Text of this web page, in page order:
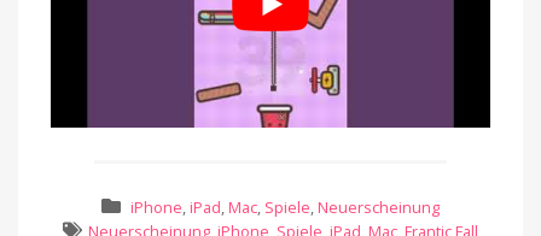
iPhone, iPad, Mac, Spiele, Neuerscheinung
Neuerscheinung iPhone Spiele iPad Mac Frantic Fall